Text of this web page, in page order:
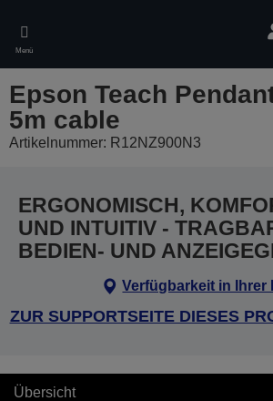
main
content
Menü
Epson Teach
5m cable
Artikelnummer: R12NZ900N3
ERGONOMISCH,
UND INTUITIV -
BEDIEN- UND
Verfügbarkeit in Ihrer
ZUR SUPPORTSEITE DIESES
Übersicht